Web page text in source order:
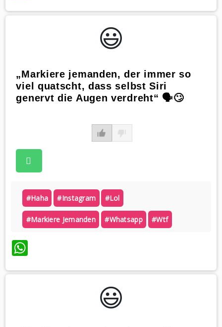
😃️
„Markiere jemanden, der immer so
viel quatscht, dass selbst Siri
genervt die Augen verdreht“ 🗣️🙄
#haha #instagram #lol
#markiere Jemanden #whatsapp #wtf
WhatsApp
😃️